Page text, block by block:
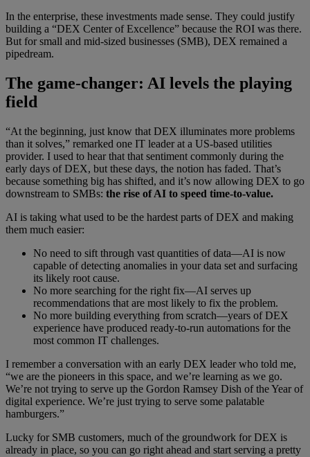
In the enterprise, these investments made sense. They could justify
building a “DEX Center of Excellence” because the ROI was there.
But for small and mid-sized businesses (SMB), DEX remained a
pipedream.
The game-changer: AI levels the playing
field
“At the beginning, just know that DEX illuminates more problems
than it solves,” remarked one IT leader at a US-based utilities
provider. I used to hear that that sentiment commonly during the
early days of DEX, but these days, the notion has faded. That’s
because something big has shifted, and it’s now allowing DEX to go
downstream to SMBs: the rise of AI to speed time-to-value.
AI is taking what used to be the hardest parts of DEX and making
them much easier:
No need to sift through vast quantities of data—AI is now
capable of detecting anomalies in your data set and surfacing
its likely root cause.
No more searching for the right fix—AI serves up
recommendations that are most likely to fix the problem.
No more building everything from scratch—years of DEX
experience have produced ready-to-run automations for the
most common IT challenges.
I remember a conversation with an early DEX leader who told me,
“we are the pioneers in this space, and we’re learning as we go.
We’re not trying to serve up the Gordon Ramsey Dish of the Year of
digital experience. We’re just trying to serve some palatable
hamburgers.”
Lucky for SMB customers, much of the groundwork for DEX is
already in place, so you can go right ahead and start serving a pretty